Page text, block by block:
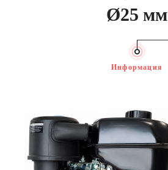
Ø25 мм
Информация